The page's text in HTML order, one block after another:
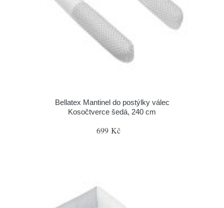
Bellatex Mantinel do postýlky válec
Kosočtverce šedá, 240 cm
699 Kč